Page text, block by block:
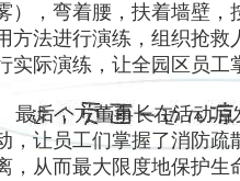
），弯着腰，扶着墙壁，
方法进行演练，组织抢
实际演练，让全园区员工
最后，方董事长在活动后
，让员工们掌握了消防疏
，从而最大限度地保护生